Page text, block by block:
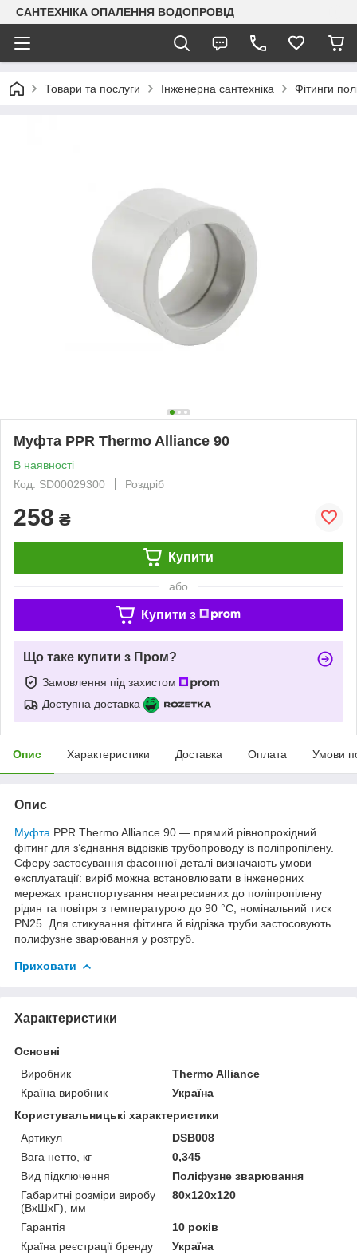
САНТЕХНІКА ОПАЛЕННЯ ВОДОПРОВІД
Товари та послуги Інженерна сантехніка Фітинги
Муфта PPR Thermo Alliance 90
В наявності
Код: SD00029300
Роздріб
258 ₴
Купити
або
Купити з
Що таке купити з Пром?
Замовлення під захистом
Доступна доставка
Опис Характеристики Доставка Оплата Умови
Опис
Муфта PPR Thermo Alliance 90 — прямий рівнопрохідний
фітинг для з’єднання відрізків трубопроводу із поліпропілену.
Сферу застосування фасонної деталі визначають умови
експлуатації: виріб можна встановлювати в інженерних
мережах транспортування неагресивних до поліпропілену
рідин та повітря з температурою до 90 °C, номінальний тиск
PN25. Для стикування фітинга й відрізка труби застосовують
полифузне зварювання у розтруб.
Приховати
Характеристики
Основні
Виробник
Thermo Alliance
Країна виробник
Україна
Користувальницькі характеристики
Артикул
DSB008
Вага нетто, кг
0,345
Вид підключення
Поліфузне зварювання
Габаритні розміри виробу
(ВхШхГ), мм
80х120х120
Гарантія
10 років
Країна реєстрації бренду
Україна